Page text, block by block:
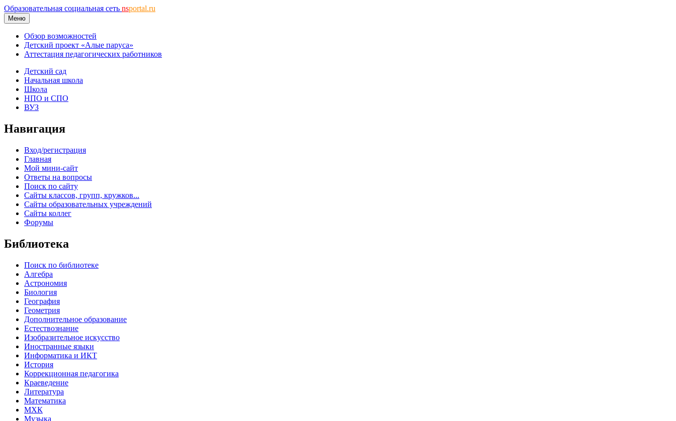
Образовательная социальная сеть nsportal.ru
Меню
Обзор возможностей
Детский проект «Алые паруса»
Аттестация педагогических работников
Детский сад
Начальная школа
Школа
НПО и СПО
ВУЗ
Навигация
Вход/регистрация
Главная
Мой мини-сайт
Ответы на вопросы
Поиск по сайту
Сайты классов, групп, кружков...
Сайты образовательных учреждений
Сайты коллег
Форумы
Библиотека
Поиск по библиотеке
Алгебра
Астрономия
Биология
География
Геометрия
Дополнительное образование
Естествознание
Изобразительное искусство
Иностранные языки
Информатика и ИКТ
История
Коррекционная педагогика
Краеведение
Литература
Математика
МХК
Музыка